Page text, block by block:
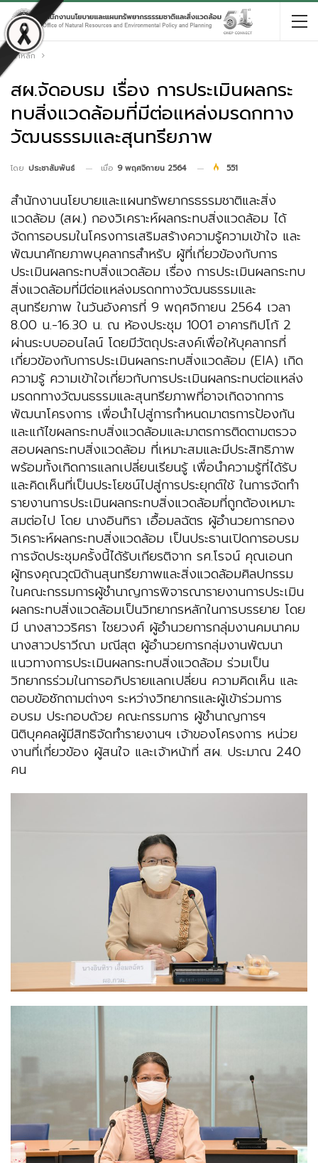
หน้าหลัก
สผ.จัดอบรม เรื่อง การประเมินผลกระ
ทบสิ่งแวดล้อมที่มีต่อแหล่งมรดกทาง
วัฒนธรรมและสุนทรียภาพ
โดย ประชาสัมพันธ์ เมื่อ 9 พฤศจิกายน 2564 551
สำนักงานนโยบายและแผนทรัพยากรธรรมชาติและสิ่ง
แวดล้อม (สผ.) กองวิเคราะห์ผลกระทบสิ่งแวดล้อม ได้
จัดการอบรมในโครงการเสริมสร้างความรู้ความเข้าใจ และ
พัฒนาศักยภาพบุคลากรสำหรับ ผู้ที่เกี่ยวข้องกับการ
ประเมินผลกระทบสิ่งแวดล้อม เรื่อง การประเมินผลกระทบ
สิ่งแวดล้อมที่มีต่อแหล่งมรดกทางวัฒนธรรมและ
สุนทรียภาพ ในวันอังคารที่ 9 พฤศจิกายน 2564 เวลา
8.00 น.-16.30 น. ณ ห้องประชุม 1001 อาคารทิปโก้ 2
ผ่านระบบออนไลน์ โดยมีวัตถุประสงค์เพื่อให้บุคลากรที่
เกี่ยวข้องกับการประเมินผลกระทบสิ่งแวดล้อม (EIA) เกิด
ความรู้ ความเข้าใจเกี่ยวกับการประเมินผลกระทบต่อแหล่ง
มรดกทางวัฒนธรรมและสุนทรียภาพที่อาจเกิดจากการ
พัฒนาโครงการ เพื่อนำไปสู่การกำหนดมาตรการป้องกัน
และแก้ไขผลกระทบสิ่งแวดล้อมและมาตรการติดตามตรวจ
สอบผลกระทบสิ่งแวดล้อม ที่เหมาะสมและมีประสิทธิภาพ
พร้อมทั้งเกิดการแลกเปลี่ยนเรียนรู้ เพื่อนำความรู้ที่ได้รับ
และคิดเห็นที่เป็นประโยชน์ไปสู่การประยุกต์ใช้ ในการจัดทำ
รายงานการประเมินผลกระทบสิ่งแวดล้อมที่ถูกต้องเหมาะ
สมต่อไป โดย นางอินทิรา เอื้อมลฉัตร ผู้อำนวยการกอง
วิเคราะห์ผลกระทบสิ่งแวดล้อม เป็นประธานเปิดการอบรม
การจัดประชุมครั้งนี้ได้รับเกียรติจาก รศ.โรจน์ คุณเอนก
ผู้ทรงคุณวุฒิด้านสุนทรียภาพและสิ่งแวดล้อมศิลปกรรม
ในคณะกรรมการผู้ชำนาญการพิจารณารายงานการประเมิน
ผลกระทบสิ่งแวดล้อมเป็นวิทยากรหลักในการบรรยาย โดย
มี นางสาววริศรา ไชยวงศ์ ผู้อำนวยการกลุ่มงานคมนาคม
นางสาวปราวีณา มณีสุต ผู้อำนวยการกลุ่มงานพัฒนา
แนวทางการประเมินผลกระทบสิ่งแวดล้อม ร่วมเป็น
วิทยากรร่วมในการอภิปรายแลกเปลี่ยน ความคิดเห็น และ
ตอบข้อซักถามต่างๆ ระหว่างวิทยากรและผู้เข้าร่วมการ
อบรม ประกอบด้วย คณะกรรมการ ผู้ชำนาญการฯ
นิติบุคคลผู้มีสิทธิจัดทำรายงานฯ เจ้าของโครงการ หน่วย
งานที่เกี่ยวข้อง ผู้สนใจ และเจ้าหน้าที่ สผ. ประมาณ 240
คน